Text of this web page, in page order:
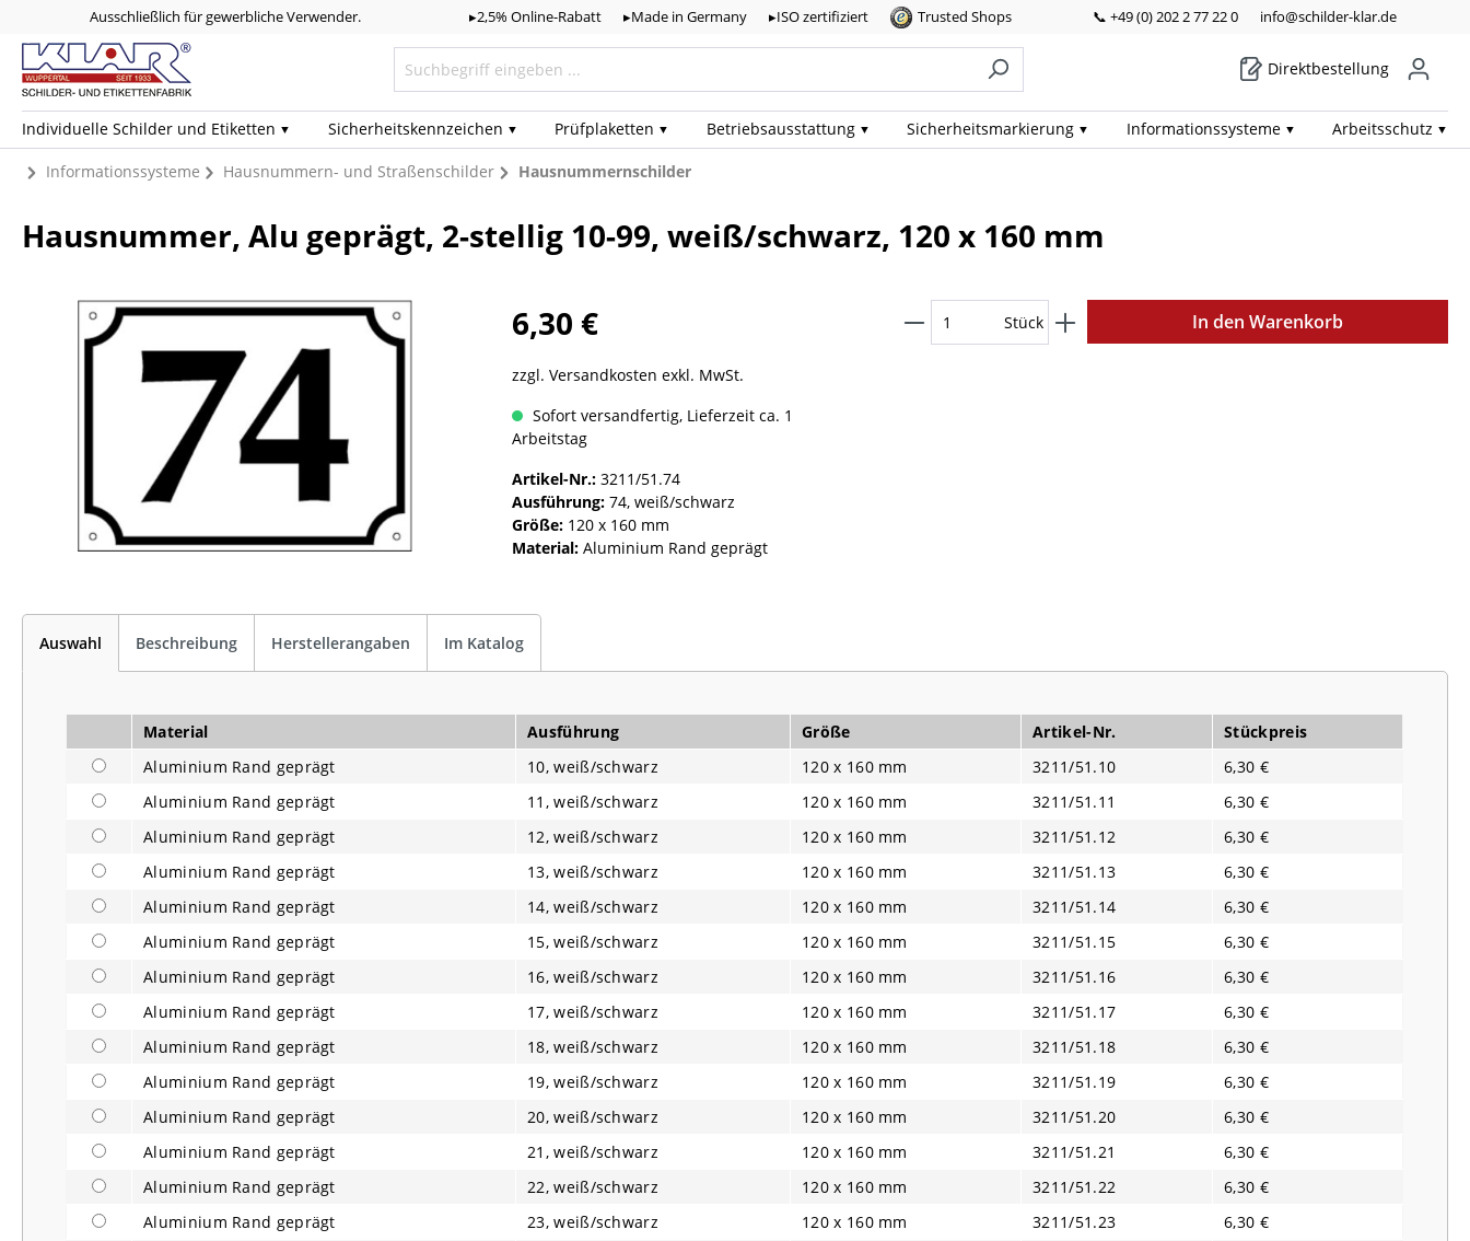
Ausschließlich für gewerbliche Verwender. ▸2,5% Online-Rabatt ▸Made in Germany ▸ISO zertifiziert Trusted Shops 📞 +49 (0) 202 2 77 22 0 info@schilder-klar.de
Direktbestellung
Individuelle Schilder und Etiketten Sicherheits­kennzeichen Prüf­plaketten Betriebs­ausstattung Sicherheits­markierung Informations­systeme Arbeits­schutz
Informationssysteme Hausnummern- und Straßenschilder Hausnummernschilder
Hausnummer, Alu geprägt, 2-stellig 10-99, weiß/schwarz, 120 x 160 mm
6,30 €
zzgl. Versandkosten exkl. MwSt.
Stück In den Warenkorb
Sofort versandfertig, Lieferzeit ca. 1
Arbeitstag
Artikel-Nr.: 3211/51.74
Ausführung: 74, weiß/schwarz
Größe: 120 x 160 mm
Material: Aluminium Rand geprägt
Auswahl Beschreibung Herstellerangaben Im Katalog
Material Ausführung Größe Artikel-Nr.
Stückpreis
Aluminium Rand geprägt
10, weiß/schwarz 120 x 160 mm 3211/51.10
6,30 €
Aluminium Rand geprägt
11, weiß/schwarz 120 x 160 mm 3211/51.11
6,30 €
Aluminium Rand geprägt
12, weiß/schwarz 120 x 160 mm 3211/51.12
6,30 €
Aluminium Rand geprägt
13, weiß/schwarz 120 x 160 mm 3211/51.13
6,30 €
Aluminium Rand geprägt
14, weiß/schwarz 120 x 160 mm 3211/51.14
6,30 €
Aluminium Rand geprägt
15, weiß/schwarz 120 x 160 mm 3211/51.15
6,30 €
Aluminium Rand geprägt
16, weiß/schwarz 120 x 160 mm 3211/51.16
6,30 €
Aluminium Rand geprägt
17, weiß/schwarz 120 x 160 mm 3211/51.17
6,30 €
Aluminium Rand geprägt
18, weiß/schwarz 120 x 160 mm 3211/51.18
6,30 €
Aluminium Rand geprägt
19, weiß/schwarz 120 x 160 mm 3211/51.19
6,30 €
Aluminium Rand geprägt
20, weiß/schwarz 120 x 160 mm 3211/51.20
6,30 €
Aluminium Rand geprägt
21, weiß/schwarz 120 x 160 mm 3211/51.21
6,30 €
Aluminium Rand geprägt
22, weiß/schwarz 120 x 160 mm 3211/51.22
6,30 €
Aluminium Rand geprägt
23, weiß/schwarz 120 x 160 mm 3211/51.23
6,30 €